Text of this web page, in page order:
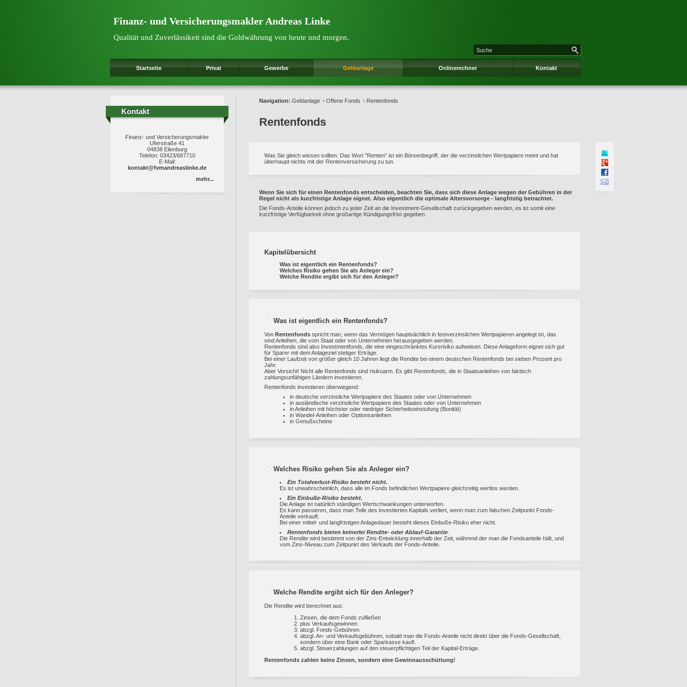
Finanz- und Versicherungsmakler Andreas Linke
Qualität und Zuverlässikeit sind die Goldwährung von heute und morgen.
Startseite Privat Gewerbe Geldanlage Onlinerechner Kontakt
Kontakt
Kontakt
Finanz- und Versicherungsmakler
Uferstraße 41
04838 Eilenburg
Telefon: 03423/687710
E-Mail:
kontakt@fvmandreaslinke.de
mehr...
Navigation: Geldanlage Offene Fonds Rentenfonds
Rentenfonds
Was Sie gleich wissen sollten: Das Wort "Renten" ist ein Börsenbegriff, der die verzinslichen Wertpapiere meint und hat
überhaupt nichts mit der Rentenversicherung zu tun.
Wenn Sie sich für einen Rentenfonds entscheiden, beachten Sie, dass sich diese Anlage wegen der Gebühren in der
Regel nicht als kurzfristige Anlage eignet. Also eigentlich die optimale Altersvorsorge - langfristig betrachtet.
Die Fonds-Anteile können jedoch zu jeder Zeit an die Investment-Gesellschaft zurückgegeben werden, es ist somit eine
kurzfristige Verfügbarkeit ohne großartige Kündigungsfrist gegeben.
Kapitelübersicht
Was ist eigentlich ein Rentenfonds?
Welches Risiko gehen Sie als Anleger ein?
Welche Rendite ergibt sich für den Anleger?
Was ist eigentlich ein Rentenfonds?
Von Rentenfonds spricht man, wenn das Vermögen hauptsächlich in festverzinslichen Wertpapieren angelegt ist, das
sind Anleihen, die vom Staat oder von Unternehmen herausgegeben werden.
Rentenfonds sind also Investmentfonds, die eine eingeschränktes Kursrisiko aufweisen. Diese Anlageform eignet sich gut
für Sparer mit dem Anlageziel stetiger Erträge.
Bei einer Laufzeit von größer gleich 10 Jahren liegt die Rendite bei einem deutschen Rentenfonds bei sieben Prozent pro
Jahr.
Aber Vorsicht! Nicht alle Rentenfonds sind risikoarm. Es gibt Rentenfonds, die in Staatsanleihen von faktisch
zahlungsunfähigen Ländern investieren.
Rentenfonds investieren überwiegend:
in deutsche verzinsliche Wertpapiere des Staates oder von Unternehmen
in ausländische verzinsliche Wertpapiere des Staates oder von Unternehmen
in Anleihen mit höchster oder niedriger Sicherheitseinstufung (Bonität)
in Wandel-Anleihen oder Optionsanleihen
in Genußscheine
Welches Risiko gehen Sie als Anleger ein?
Ein Totalverlust-Risiko besteht nicht.
Es ist unwahrscheinlich, dass alle im Fonds befindlichen Wertpapiere gleichzeitig wertlos werden.
Ein Einbuße-Risiko besteht.
Die Anlage ist natürlich ständigen Wertschwankungen unterworfen.
Es kann passieren, dass man Teile des investierten Kapitals verliert, wenn man zum falschen Zeitpunkt Fonds-
Anteile verkauft.
Bei einer mittel- und langfristigen Anlagedauer besteht dieses Einbuße-Risiko eher nicht.
Rentenfonds bieten keinerlei Rendite- oder Ablauf-Garantie.
Die Rendite wird bestimmt von der Zins-Entwicklung innerhalb der Zeit, während der man die Fondsanteile hält, und
vom Zins-Niveau zum Zeitpunkt des Verkaufs der Fonds-Anteile.
Welche Rendite ergibt sich für den Anleger?
Die Rendite wird berechnet aus:
Zinsen, die dem Fonds zufließen
plus Verkaufsgewinnen
abzgl. Fonds-Gebühren
abzgl. An- und Verkaufsgebühren, sobald man die Fonds-Anteile nicht direkt über die Fonds-Gesellschaft,
sondern über eine Bank oder Sparkasse kauft.
abzgl. Steuerzahlungen auf den steuerpflichtigen Teil der Kapital-Erträge.
Rentenfonds zahlen keine Zinsen, sondern eine Gewinnausschüttung!